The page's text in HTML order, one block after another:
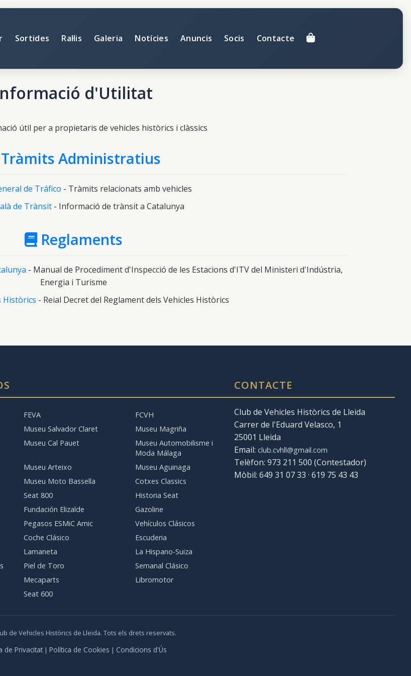
Sortides Ral·lis Galeria Notícies Anuncis Socis Contacte
d'Utilitat
útil per a propietaris de vehicles històrics i clàssics
Administratius
de Tráfico - Tràmits relacionats amb vehicles
de Trànsit - Informació de trànsit a Catalunya
Reglaments
- Manual de Procediment d'Inspecció de les Estacions d'ITV del Ministeri d'Indústria,
Energia i Turisme
Històrics - Reial Decret del Reglament dels Vehicles Històrics
FEVA
FCVH
Museu Salvador Claret
Museu Magriña
Museu Cal Pauet
Museu Automobilisme i
Moda Málaga
Museu Arteixo
Museu Aguinaga
Museu Moto Bassella
Cotxes Classics
Seat 800
Historia Seat
Fundación Elizalde
Gazoline
Pegasos ESMiC Amic
Vehículos Clásicos
Coche Clásico
Escuderia
Lamaneta
La Hispano-Suiza
Piel de Toro
Semanal Clásico
Mecaparts
Libromotor
Seat 600
CONTACTE
Club de Vehicles Històrics de Lleida
Carrer de l'Eduard Velasco, 1
25001 Lleida
Email: club.cvhll@gmail.com
Telèfon: 973 211 500 (Contestador)
Mòbil: 649 31 07 33 · 619 75 43 43
de Vehicles Històrics de Lleida. Tots els drets reservats.
de Privacitat| Política de Cookies | Condicions d'Ús